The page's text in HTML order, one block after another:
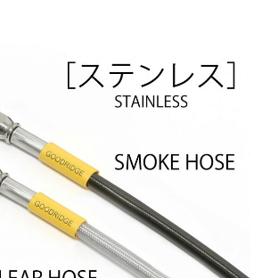
HARLEY DAVIDSON
閉じる